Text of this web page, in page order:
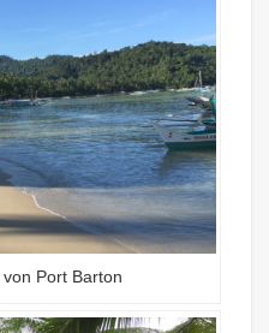
Port Barton